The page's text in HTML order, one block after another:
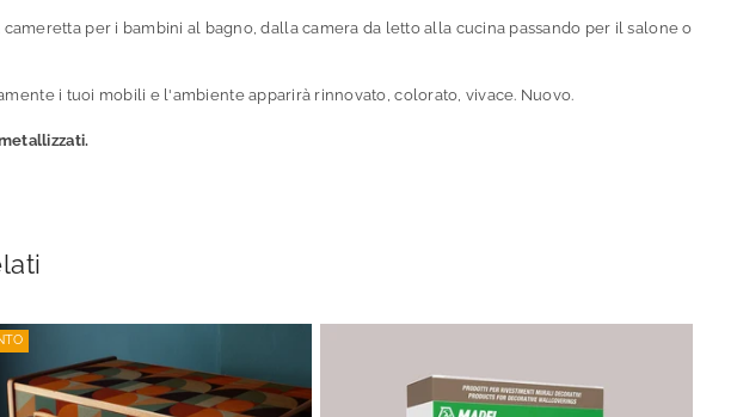
per i bambini al bagno, dalla camera da letto alla cucina passando per il salone o
i tuoi mobili e l'ambiente apparirà rinnovato, colorato, vivace. Nuovo.